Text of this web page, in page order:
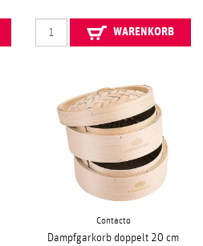
WARENKORB
Contacto
Dampfgarkorb doppelt 20 cm